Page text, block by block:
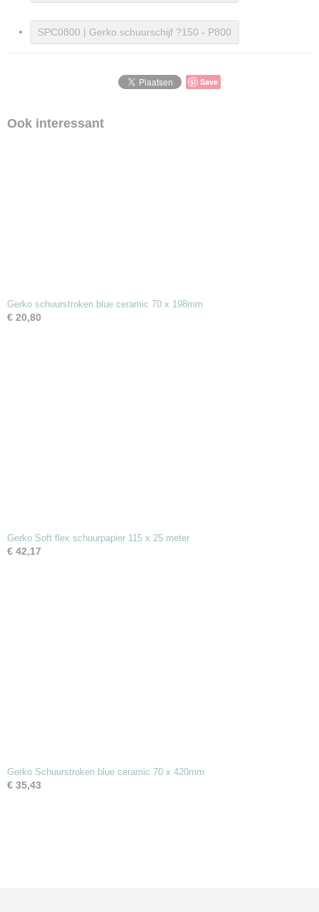
SPC0800 | Gerko schuurschijf ?150 - P800
Save
Ook interessant
Gerko schuurstroken blue ceramic 70 x 198mm
€ 20,80
Gerko Soft flex schuurpapier 115 x 25 meter
€ 42,17
Gerko Schuurstroken blue ceramic 70 x 420mm
€ 35,43